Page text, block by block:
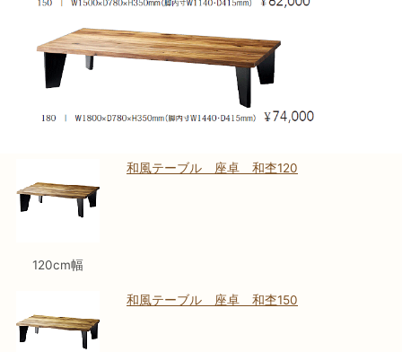
120cm幅
和風テーブル 座卓 和杢120
和風テーブル 座卓 和杢150